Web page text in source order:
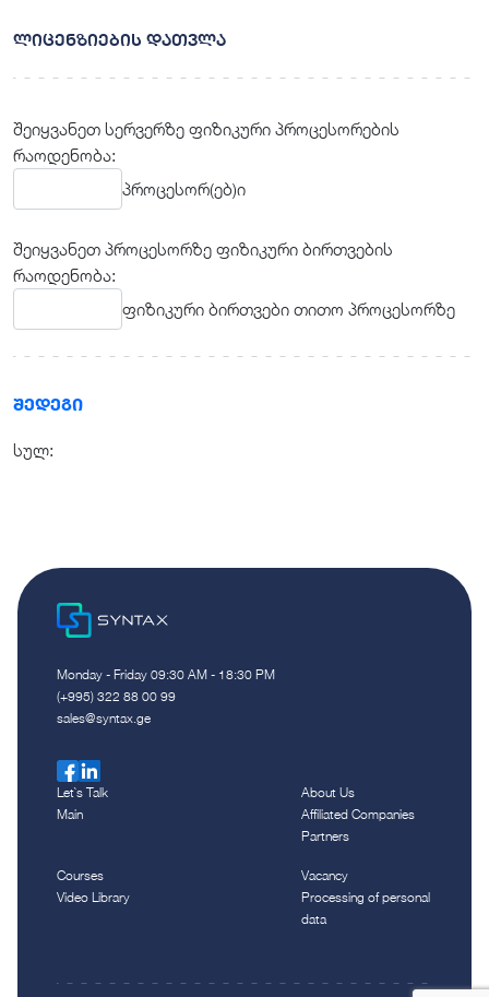
ლიცენზიების დათვლა
შეიყვანეთ სერვერზე ფიზიკური პროცესორების
რაოდენობა:
პროცესორ(ებ)ი
შეიყვანეთ პროცესორზე ფიზიკური ბირთვების
რაოდენობა:
ფიზიკური ბირთვები თითო პროცესორზე
შედეგი
სულ:
Monday - Friday 09:30 AM - 18:30 PM
(+995) 322 88 00 99
sales@syntax.ge
Let`s Talk
Main
About Us
Affiliated Companies
Partners
Courses
Video Library
Vacancy
Processing of personal
data